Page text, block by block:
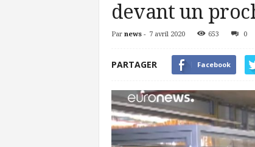
devant un
Par news- 7 avril 2020 653 0
PARTAGER Facebook